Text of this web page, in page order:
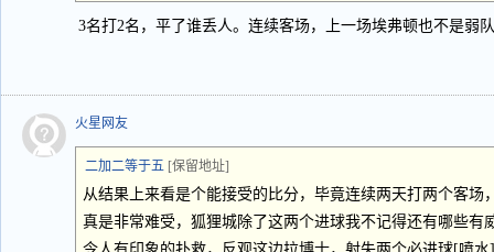
3名打2名，平了谁丢人。连续客场，上一场埃弗顿也不是弱
火星网友
二加二等于五 [保留地址]
从结果上来看是个能接受的比分，毕竟连续两天打两个客场
真是非常难受，狐狸城除了这两个进球我不记得还有哪些有